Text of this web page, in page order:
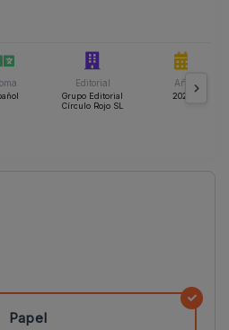
Editorial
Grupo Editorial
Círculo Rojo SL
Año
2022
Papel